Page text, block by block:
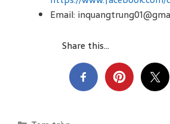
Email:
Share this...